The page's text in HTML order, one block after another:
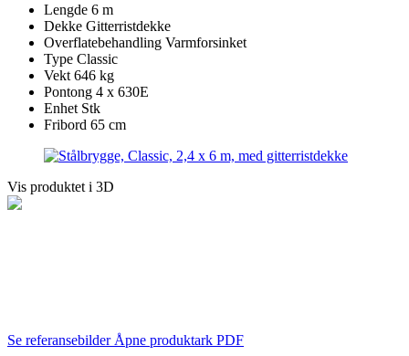
Lengde 6 m
Dekke Gitterristdekke
Overflatebehandling Varmforsinket
Type Classic
Vekt 646 kg
Pontong 4 x 630E
Enhet Stk
Fribord 65 cm
Vis produktet i 3D
Se referansebilder Åpne produktark PDF